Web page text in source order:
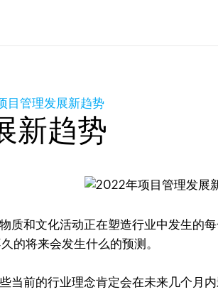
目管理发展新趋势
新趋势
质和文化活动正在塑造行业中发生的
的将来会发生什么的预测。
前的行业理念肯定会在未来几个月内